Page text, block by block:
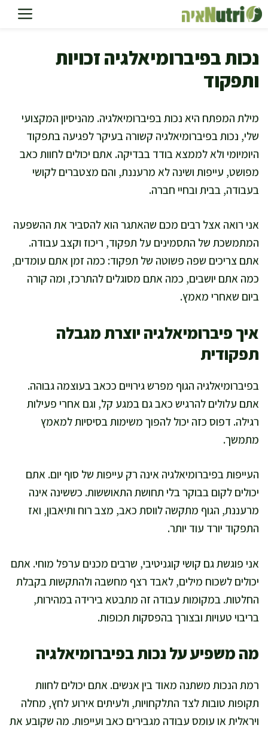
לדלג
לתוכן
נכות בפיברומיאלגיה זכויות
ותפקוד
מילת המפתח היא נכות בפיברומיאלגיה. מהניסיון המקצועי
שלי, נכות בפיברומיאלגיה קשורה בעיקר לפגיעה בתפקוד
היומיומי ולא לממצא בודד בבדיקה. אתם יכולים לחוות כאב
מפושט, עייפות ושינה לא מרעננת, והם מצטברים לקושי
בעבודה, בבית ובחיי חברה.
אני רואה אצל רבים מכם שהאתגר הוא להסביר את ההשפעה
המתמשכת של התסמינים על תפקוד, ריכוז וקצב עבודה.
אתם צריכים שפה פשוטה של תפקוד: כמה זמן אתם עומדים,
כמה אתם יושבים, כמה אתם מסוגלים להתרכז, ומה קורה
ביום שאחרי מאמץ.
איך פיברומיאלגיה יוצרת מגבלה
תפקודית
בפיברומיאלגיה הגוף מפרש גירויים ככאב בעוצמה גבוהה.
אתם עלולים להרגיש כאב גם במגע קל, וגם אחרי פעילות
רגילה. דפוס כזה יכול להפוך משימות בסיסיות למאמץ
מתמשך.
העייפות בפיברומיאלגיה אינה רק עייפות של סוף יום. אתם
יכולים לקום בבוקר בלי תחושת התאוששות. כששינה אינה
מרעננת, הגוף מתקשה לווסת כאב, מצב רוח ותיאבון, ואז
התפקוד יורד עוד יותר.
אני פוגשת גם קושי קוגניטיבי, שרבים מכנים ערפל מוחי. אתם
יכולים לשכוח מילים, לאבד רצף מחשבה ולהתקשות בקבלת
החלטות. במקומות עבודה זה מתבטא בירידה במהירות,
בריבוי טעויות ובצורך בהפסקות תכופות.
מה משפיע על נכות בפיברומיאלגיה
רמת הנכות משתנה מאוד בין אנשים. אתם יכולים לחוות
תקופות טובות לצד התלקחויות, ולעיתים אירוע לחץ, מחלה
ויראלית או עומס עבודה מגבירים כאב ועייפות. מה שקובע את